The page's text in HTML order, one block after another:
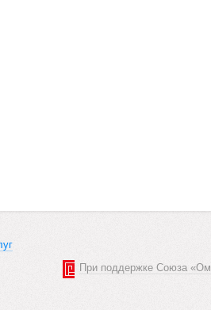
При поддержке Союза